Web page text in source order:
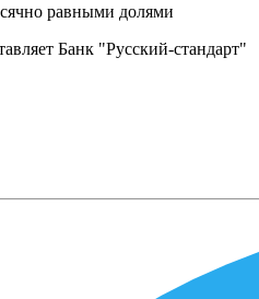
равными долями
Банк "Русский-стандарт"